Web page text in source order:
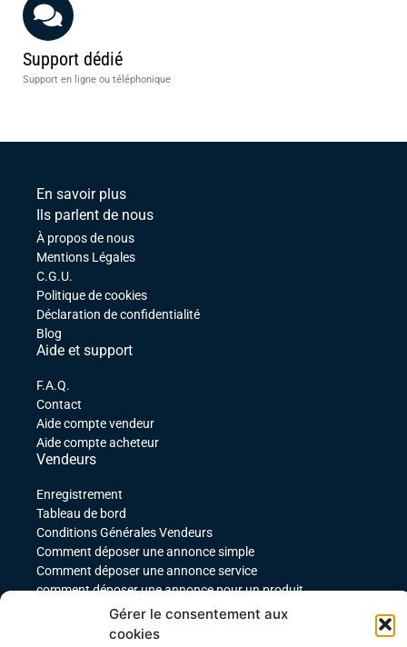
Gérer le consentement aux
cookies
Support dédié
Support en ligne ou téléphonique
En savoir plus
Ils parlent de nous
À propos de nous
Mentions Légales
C.G.U.
Politique de cookies
Déclaration de confidentialité
Blog
Aide et support
F.A.Q.
Contact
Aide compte vendeur
Aide compte acheteur
Vendeurs
Enregistrement
Tableau de bord
Conditions Générales Vendeurs
Comment déposer une annonce simple
Comment déposer une annonce service
comment déposer une annonce pour un produit
téléchargeable
Déposer une annonce avec des variables